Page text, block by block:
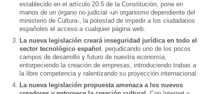
establecido en el artículo 20.5 de la Constitución, pone en
manos de un órgano no judicial -un organismo dependiente del
ministerio de Cultura-, la potestad de impedir a los ciudadanos
españoles el acceso a cualquier página web.
La nueva legislación creará inseguridad jurídica en todo el
sector tecnológico español , perjudicando uno de los pocos
campos de desarrollo y futuro de nuestra economía,
entorpeciendo la creación de empresas, introduciendo trabas a
la libre competencia y ralentizando su proyección internacional.
La nueva legislación propuesta amenaza a los nuevos